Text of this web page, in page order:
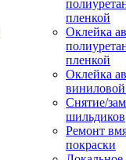
пленкой
Оклейка
пленкой
Оклейка
Снятие/
шильдиков
Ремонт
покраски